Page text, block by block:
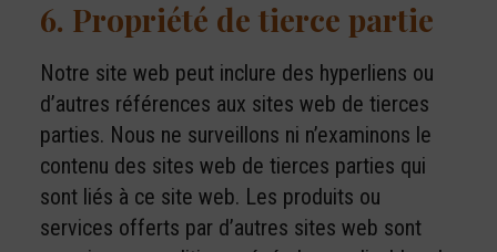
6. Propriété de tierce partie
Notre site web peut inclure des hyperliens ou
d’autres références aux sites web de tierces
parties. Nous ne surveillons ni n’examinons le
contenu des sites web de tierces parties qui
sont liés à ce site web. Les produits ou
services offerts par d’autres sites web sont